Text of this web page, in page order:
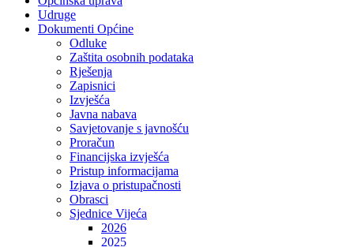
Udruge
Dokumenti Općine
Odluke
Zaštita osobnih podataka
Rješenja
Zapisnici
Izvješća
Javna nabava
Savjetovanje s javnošću
Proračun
Financijska izvješća
Pristup informacijama
Izjava o pristupačnosti
Obrasci
Sjednice Vijeća
2026
2025